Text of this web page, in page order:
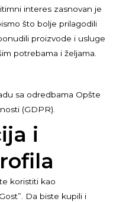
interes zasnovan je
što bolje prilagodili
proizvode i usluge
potrebama i željama.
sa odredbama Opšte
(GDPR).
i
koristiti kao
Da biste kupili i